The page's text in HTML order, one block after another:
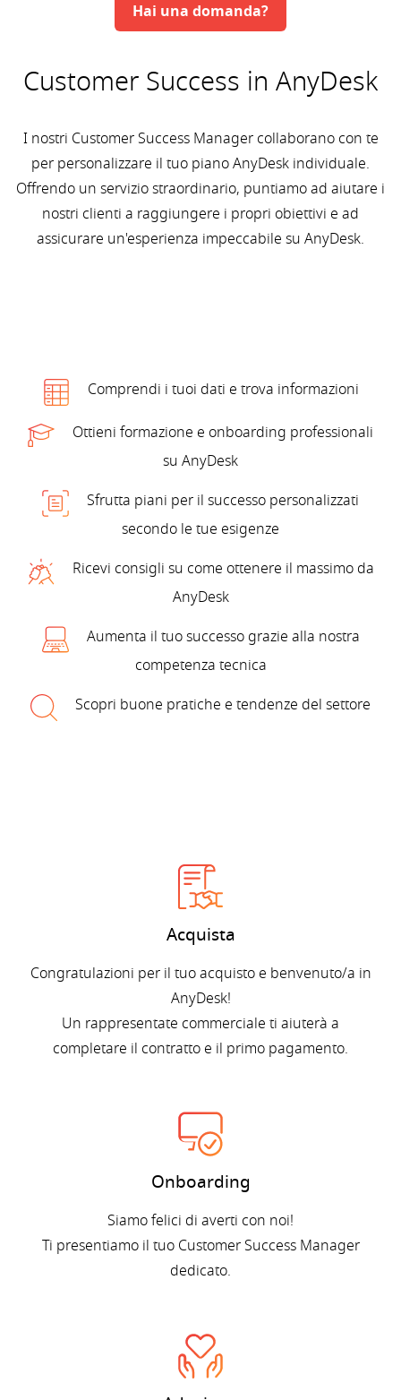
Hai una domanda?
Customer Success in AnyDesk
I nostri Customer Success Manager collaborano con te
per personalizzare il tuo piano AnyDesk individuale.
Offrendo un servizio straordinario, puntiamo ad aiutare i
nostri clienti a raggiungere i propri obiettivi e ad
assicurare un'esperienza impeccabile su AnyDesk.
Comprendi i tuoi dati e trova informazioni
Ottieni formazione e onboarding professionali
su AnyDesk
Sfrutta piani per il successo personalizzati
secondo le tue esigenze
Ricevi consigli su come ottenere il massimo da
AnyDesk
Aumenta il tuo successo grazie alla nostra
competenza tecnica
Scopri buone pratiche e tendenze del settore
Acquista
Congratulazioni per il tuo acquisto e benvenuto/a in
AnyDesk!
Un rappresentate commerciale ti aiuterà a
completare il contratto e il primo pagamento.
Onboarding
Siamo felici di averti con noi!
Ti presentiamo il tuo Customer Success Manager
dedicato.